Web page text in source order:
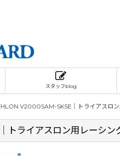
スタッフblog
V2000SAM-SKSE｜トライアスロ
ライアスロン用レーシ